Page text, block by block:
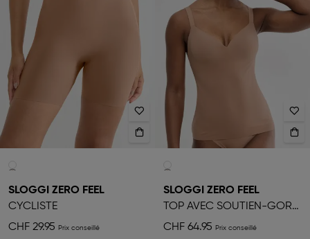
SLOGGI ZERO FEEL
CYCLISTE
CHF 29.95
SLOGGI ZERO FEEL
TOP AVEC SOUTIEN-GORGE LIFT-UP
CHF 64.95